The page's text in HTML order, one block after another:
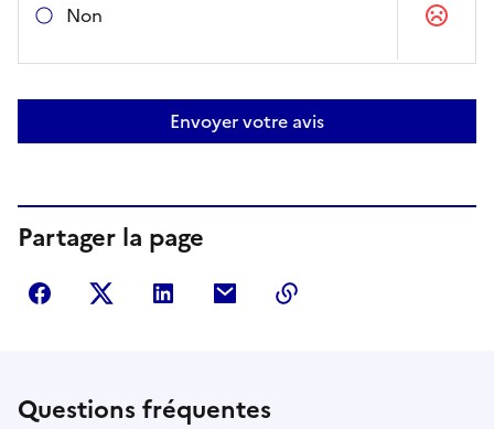
Non
Envoyer votre avis
Partager la page
Partager sur Facebook
Partager sur Twitter
Partager sur LinkedIn
Partager par courriel
Questions fréquentes